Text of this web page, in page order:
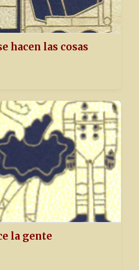
hacen las cosas
la gente